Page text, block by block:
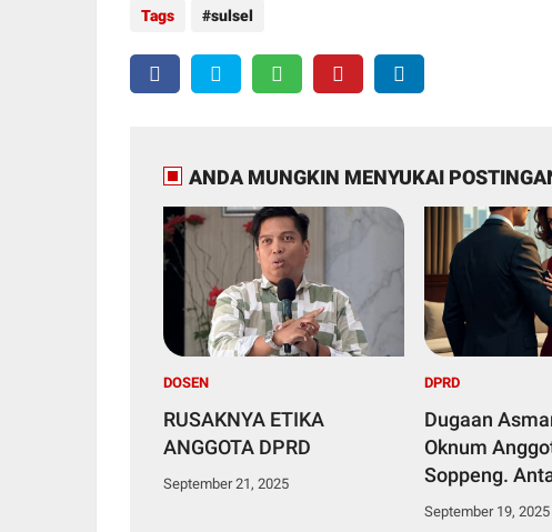
Tags sulsel
ANDA MUNGKIN MENYUKAI
DOSEN
RUSAKNYA ETIKA
ANGGOTA DPRD
September 21, 2025
DPRD
Dugaan
Oknum
Soppeng.
Negara Dan
September 19, 2025